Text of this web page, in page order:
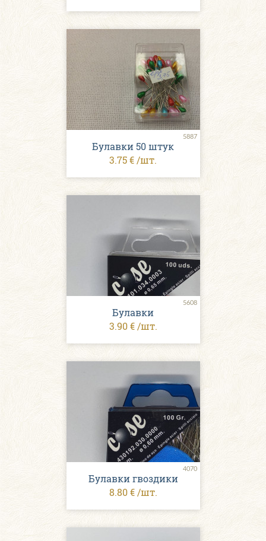
5887
Булавки 50 штук
3.75 € /шт.
5608
Булавки
3.90 € /шт.
4070
Булавки гвоздики
8.80 € /шт.